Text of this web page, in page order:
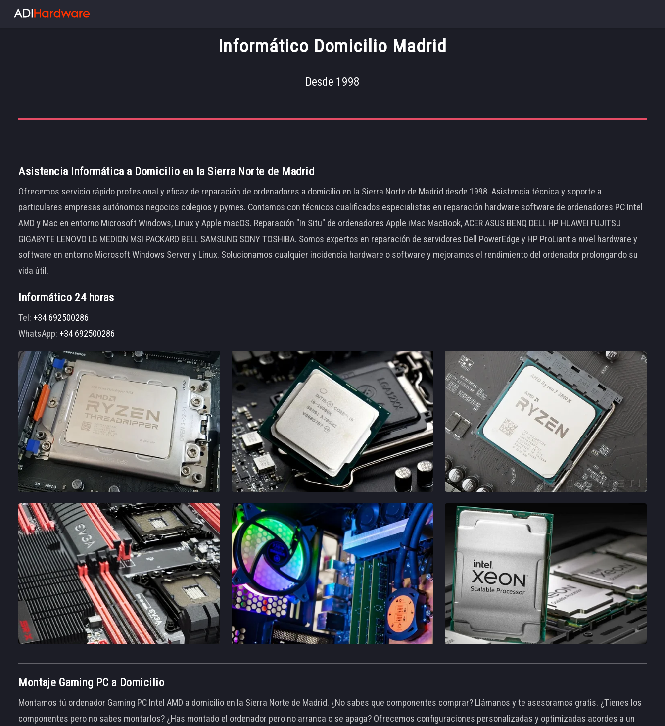
Informático Domicilio Madrid
Desde 1998
Asistencia Informática a Domicilio en la Sierra Norte de Madrid
Ofrecemos servicio rápido profesional y eficaz de reparación de ordenadores a domicilio en la Sierra Norte de Madrid desde 1998. Asistencia técnica y soporte a
particulares empresas autónomos negocios colegios y pymes. Contamos con técnicos cualificados especialistas en reparación hardware software de ordenadores PC Intel
AMD y Mac en entorno Microsoft Windows, Linux y Apple macOS. Reparación "In Situ" de ordenadores Apple iMac MacBook, ACER ASUS BENQ DELL HP HUAWEI FUJITSU
GIGABYTE LENOVO LG MEDION MSI PACKARD BELL SAMSUNG SONY TOSHIBA. Somos expertos en reparación de servidores Dell PowerEdge y HP ProLiant a nivel hardware y
software en entorno Microsoft Windows Server y Linux. Solucionamos cualquier incidencia hardware o software y mejoramos el rendimiento del ordenador prolongando su
vida útil.
Informático 24 horas
Tel: +34 692500286
WhatsApp: +34 692500286
Montaje Gaming PC a Domicilio
Montamos tú ordenador Gaming PC Intel AMD a domicilio en la Sierra Norte de Madrid. ¿No sabes que componentes comprar? Llámanos y te asesoramos gratis. ¿Tienes los
componentes pero no sabes montarlos? ¿Has montado el ordenador pero no arranca o se apaga? Ofrecemos configuraciones personalizadas y optimizadas acordes a un